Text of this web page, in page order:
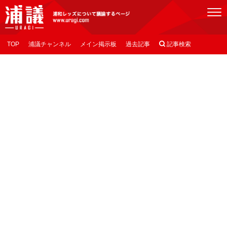
[浦議]浦和レッズについて議論するページ
TOP 浦議チャンネル メイン掲示板 過去記事  記事検索